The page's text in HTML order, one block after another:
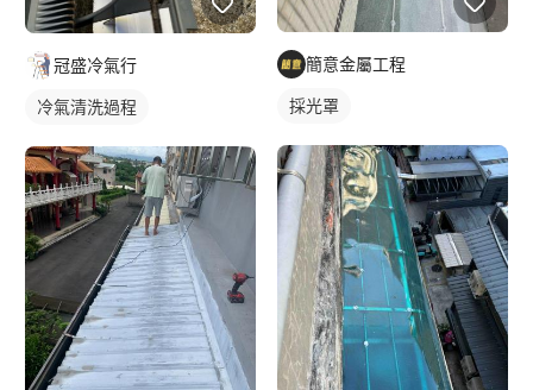
冠盛冷氣行
冷氣清洗過程
簡意金屬工程
採光罩